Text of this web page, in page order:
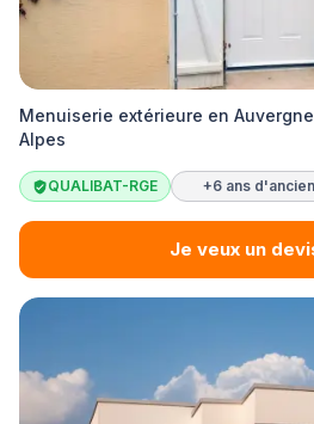
Menuiserie extérieure en
Alpes
QUALIBAT-RGE +6 ans
Je veux un